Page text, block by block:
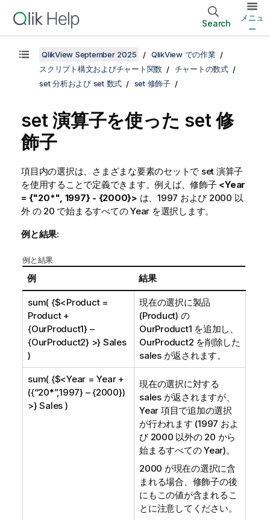
Search
メニュ
ー
QlikView September 2025
QlikView での作業
スクリプト構文およびチャート関数
チャートの数式
set 分析および set 数式
set 修飾子
set 演算子を使った set 修
飾子
項目内の選択は、さまざまな要素のセットで set 演算子
を使用することで定義できます。例えば、修飾子 <Year
= {"20*", 1997} - {2000}> は、1997 および 2000 以
外 の 20 で始まるすべての Year を選択します。
例と結果:
例と結果
例 結果
sum( {$<Product =
Product +
{OurProduct1} –
{OurProduct2} >} Sales
)
現在の選択に製品
(Product) の
OurProduct1 を追加し、
OurProduct2 を削除した
sales が返されます。
sum( {$<Year = Year +
({“20*”,1997} – {2000})
>} Sales )
現在の選択に対する
sales が返されますが、
Year 項目で追加の選択
が行われます (1997 およ
び 2000 以外の 20 から
始まるすべての Year)。
2000 が現在の選択に含
まれる場合、修飾子の後
にもこの値が含まれるこ
とに注意してください。